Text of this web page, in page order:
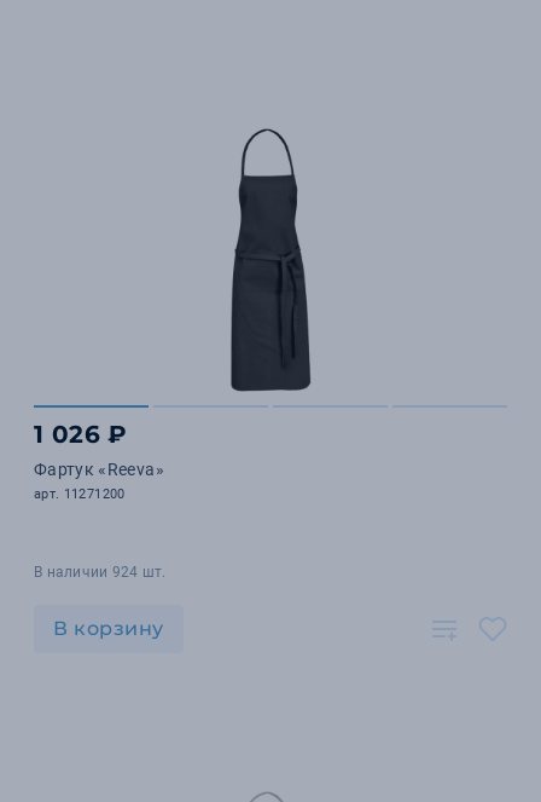
1 026 ₽
Фартук «Reeva»
арт. 11271200
В наличии 924 шт.
В корзину